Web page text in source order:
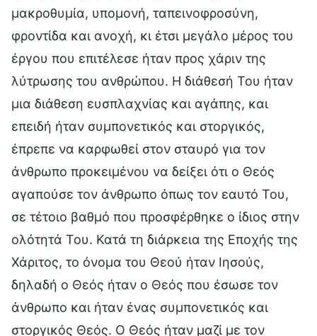
μακροθυμία, υπομονή, ταπεινοφροσύνη,
φροντίδα και ανοχή, κι έτσι μεγάλο μέρος του
έργου που επιτέλεσε ήταν προς χάριν της
λύτρωσης του ανθρώπου. Η διάθεσή Του ήταν
μια διάθεση ευσπλαχνίας και αγάπης, και
επειδή ήταν συμπονετικός και στοργικός,
έπρεπε να καρφωθεί στον σταυρό για τον
άνθρωπο προκειμένου να δείξει ότι ο Θεός
αγαπούσε τον άνθρωπο όπως τον εαυτό Του,
σε τέτοιο βαθμό που προσφέρθηκε ο ίδιος στην
ολότητά Του. Κατά τη διάρκεια της Εποχής της
Χάριτος, το όνομα του Θεού ήταν Ιησούς,
δηλαδή ο Θεός ήταν ο Θεός που έσωσε τον
άνθρωπο και ήταν ένας συμπονετικός και
στοργικός Θεός. Ο Θεός ήταν μαζί με τον